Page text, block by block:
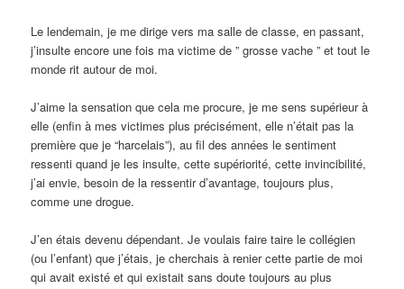
Le lendemain, je me dirige vers ma salle de classe, en passant,
j’insulte encore une fois ma victime de ” grosse vache ” et tout le
monde rit autour de moi.
J’aime la sensation que cela me procure, je me sens supérieur à
elle (enfin à mes victimes plus précisément, elle n’était pas la
première que je “harcelais”), au fil des années le sentiment
ressenti quand je les insulte, cette supériorité, cette invincibilité,
j’ai envie, besoin de la ressentir d’avantage, toujours plus,
comme une drogue.
J’en étais devenu dépendant. Je voulais faire taire le collégien
(ou l’enfant) que j’étais, je cherchais à renier cette partie de moi
qui avait existé et qui existait sans doute toujours au plus